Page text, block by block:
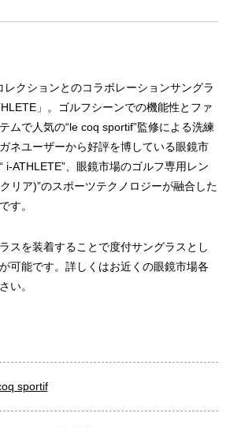
レクションとのコラボレーションサングラ
」。ゴルフシーンでの機能性とファ
ムで人気の“le coq sportif”監修による洗練
ネユーザーから好評を博している眼鏡市
i-ATHLETE”、眼鏡市場のゴルフ専用レン
リア)”のスポーツテクノロジーが融合した
す。
スを装着することで度付サングラスとし
可能です。詳しくはお近くの眼鏡市場各
い。
sportif